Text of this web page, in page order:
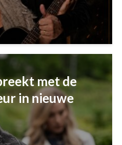
met de
in nieuwe